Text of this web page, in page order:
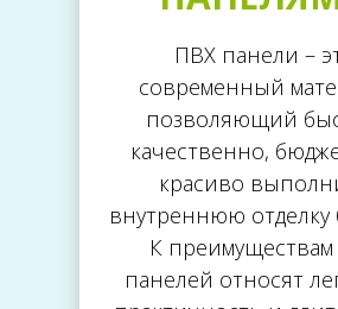
ПВХ панели –
современный
позволяющий
качественно,
красиво
внутреннюю отделку
К
панелей относят